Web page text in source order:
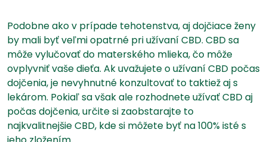
Podobne ako v prípade tehotenstva, aj dojčiace ženy
by mali byť veľmi opatrné pri užívaní CBD. CBD sa
môže vylučovať do materského mlieka, čo môže
ovplyvniť vaše dieťa. Ak uvažujete o užívaní CBD počas
dojčenia, je nevyhnutné konzultovať to taktiež aj s
lekárom. Pokiaľ sa však ale rozhodnete užívať CBD aj
počas dojčenia, určite si zaobstarajte to
najkvalitnejšie CBD, kde si môžete byť na 100% isté s